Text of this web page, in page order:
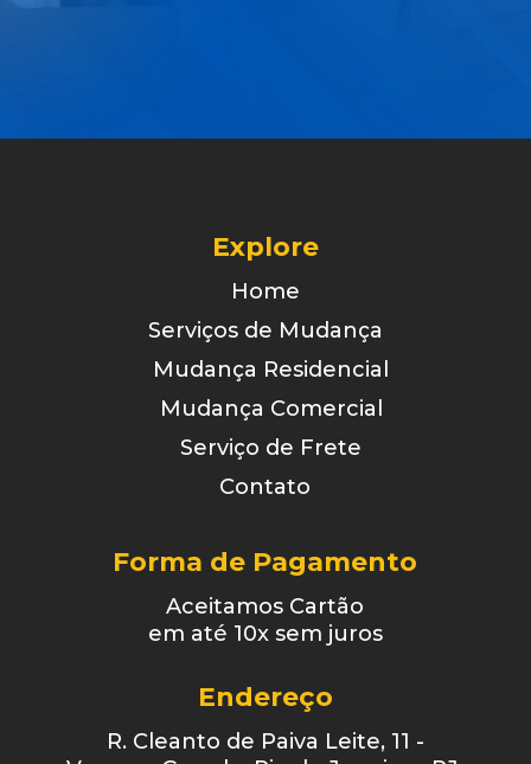
Explore
Home
Serviços de Mudança
Mudança Residencial
Mudança Comercial
Serviço de Frete
Contato
Forma de Pagamento
Aceitamos Cartão
em até 10x sem juros
Endereço
R. Cleanto de Paiva Leite, 11 -